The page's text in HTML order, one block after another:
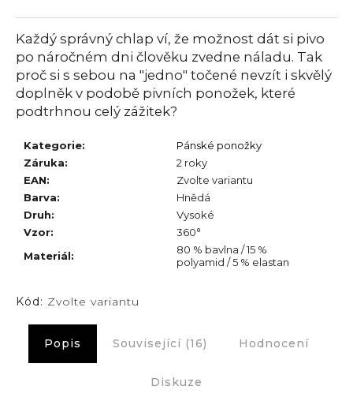
Každý správný chlap ví, že možnost dát si pivo
po náročném dni člověku zvedne náladu. Tak
proč si s sebou na "jedno" točené nevzít i skvělý
doplněk v podobě pivních ponožek, které
podtrhnou celý zážitek?
Kategorie:
Pánské ponožky
Záruka:
2 roky
EAN:
Zvolte variantu
Barva:
Hnědá
Druh:
Vysoké
Vzor:
360°
Materiál:
80 % bavlna / 15 %
polyamid / 5 % elastan
Kód: Zvolte variantu
Popis Související (16) Hodnocení
Diskuze
u
j
e
m
e